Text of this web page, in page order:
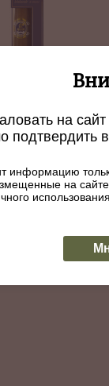
Grand Corona
1390
на
подтвердить
информацию
на